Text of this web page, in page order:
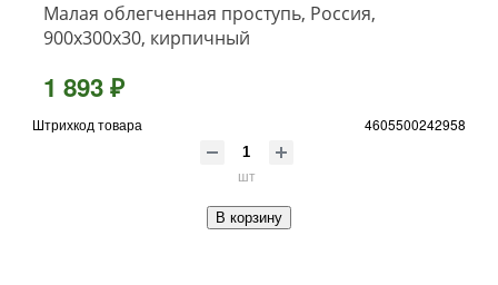
Малая облегченная проступь, Россия,
900x300x30, кирпичный
1 893 ₽
Штрихкод товара 4605500242958
шт
В корзину